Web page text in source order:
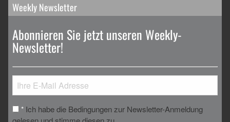
Weekly Newsletter
Abonnieren Sie jetzt unseren Weekly-
Newsletter!
* Ich habe die Bedingungen zur Newsletter-Anmeldung